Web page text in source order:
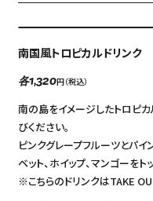
南国風トロピカルドリンク
各1,320円（税込）
南の島をイメージしたトロピカ
びください。
ピンクグレープフルーツとパイ
ベット、ホイップ、マンゴーをト
※こちらのドリンクはTAKE